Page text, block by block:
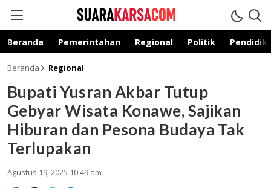
suarakarsa.com
Informasi terpercaya
Beranda Pemerintahan Regional Politik
Beranda Regional
Bupati Yusran Akbar Tutup
Gebyar Wisata Konawe, Sajikan
Hiburan dan Pesona Budaya Tak
Terlupakan
Agustus 19, 2025 10:49 am